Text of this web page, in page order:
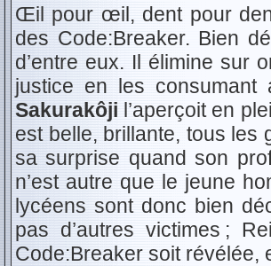
Œil pour œil, dent pour
des Code:Breaker. Bien
d’entre eux. Il élimine sur
justice en les
Sakurakôji l’aperçoit en
est belle, brillante, tous les
sa surprise quand son
n’est autre que le jeune
lycéens sont donc bien
pas d’autres victimes ;
Code:Breaker soit révélée,